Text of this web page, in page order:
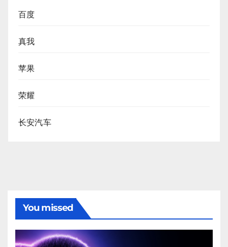
百度
真我
苹果
荣耀
长安汽车
You missed